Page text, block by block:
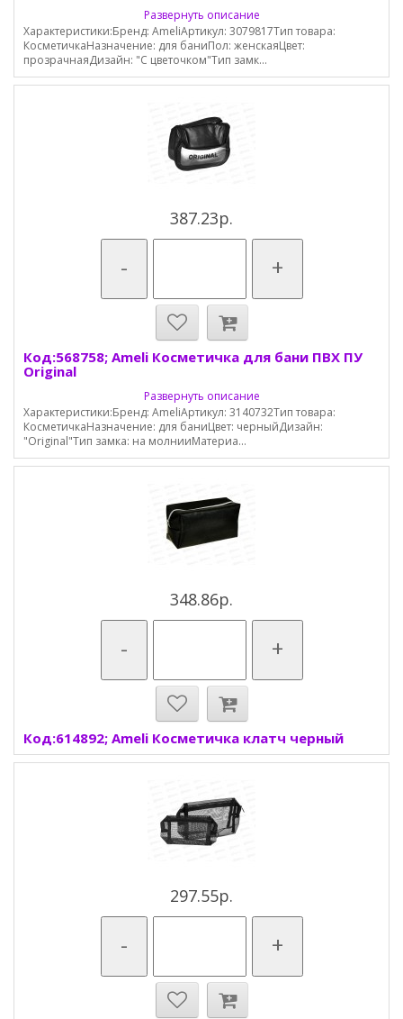
Развернуть описание
Характеристики:Бренд: AmeliАртикул: 3079817Тип товара:
КосметичкаНазначение: для баниПол: женскаяЦвет:
прозрачнаяДизайн: "С цветочком"Тип замк...
387.23р.
- +
Код:568758; Ameli Косметичка для бани ПВХ ПУ
Original
Развернуть описание
Характеристики:Бренд: AmeliАртикул: 3140732Тип товара:
КосметичкаНазначение: для баниЦвет: черныйДизайн:
"Original"Тип замка: на молнииМатериа...
348.86р.
- +
Код:614892; Ameli Косметичка клатч черный
297.55р.
- +